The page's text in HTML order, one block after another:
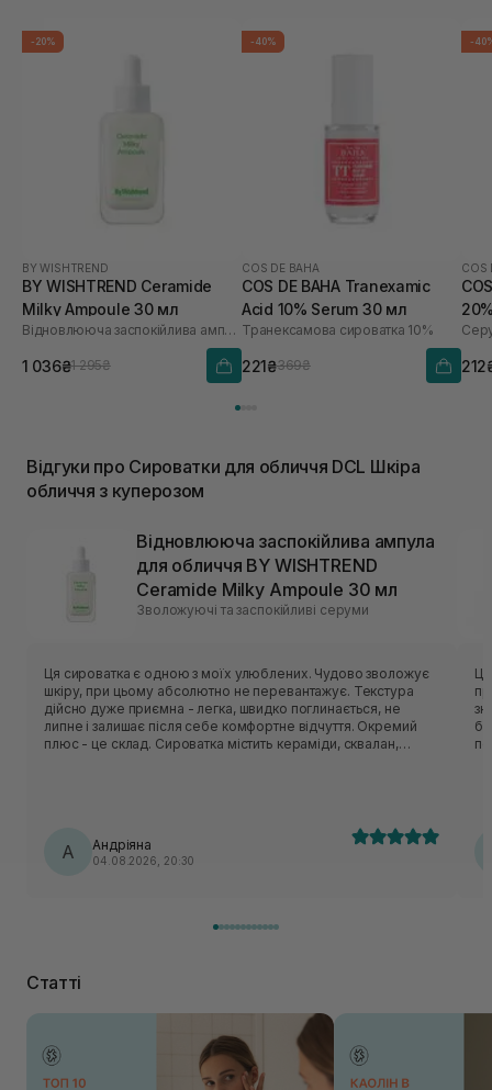
-20%
BY WISHTREND
BY WISHTREND Ceramide
Milky Ampoule 30 мл
Відновлююча заспокійлива ампула для обличчя
1 036₴1 295₴
-40%
COS DE BAHA
COS DE BAHA Tranexamic
Acid 10% Serum 30 мл
Транексамова сироватка 10%
221₴369₴
-
COS
Відгуки про Сироватки для обличчя DCL Шкіра
обличчя з куперозом
Відновлююча заспокійлива ампула
для обличчя BY WISHTREND
Ceramide Milky Ampoule 30 мл
Зволожуючі та заспокійливі серуми
Ця сироватка є одною з моїх улюблених. Чудово зволожує
шкіру, при цьому абсолютно не перевантажує. Текстура
дійсно дуже приємна - легка, швидко поглинається, не
липне і залишає після себе комфортне відчуття. Окремий
плюс - це склад. Сироватка містить кераміди, сквалан,
А Андріяна
04.08.2026, 20:30
Статті